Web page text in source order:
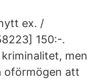
ex. /
150:-.
men
oförmögen att